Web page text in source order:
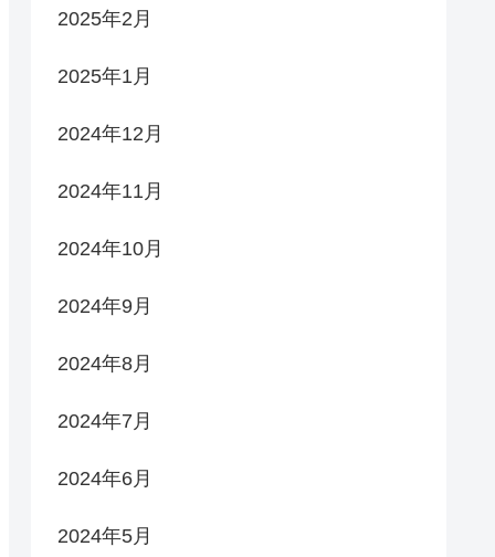
2025年2月
2025年1月
2024年12月
2024年11月
2024年10月
2024年9月
2024年8月
2024年7月
2024年6月
2024年5月